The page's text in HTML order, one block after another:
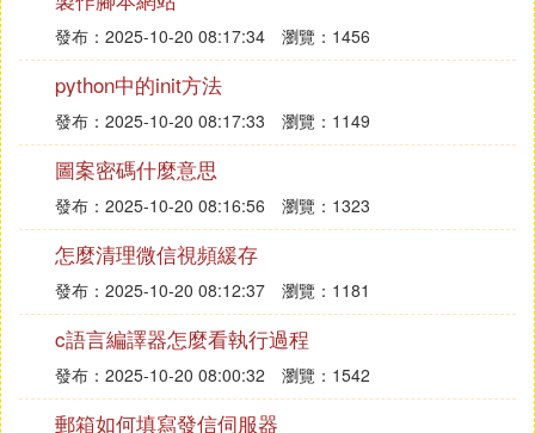
程方向，網路工程方向；不同的院校專業命名不一
樣，但內容幾乎一樣，不過計算機系肯定會涉及編程
的。只要喜歡，不在乎什麼專業，興趣最重要，加油
問題七：電腦編程是什麼？具體什麼作用？ 編程就
是讓計算機為解決某個問題而使用某種程序設計語言
編寫程序代碼，並最終得到結果的過程。為了使計算
機能夠理解人的意圖，亂叢人類就必須要將需解決的
問題的思路、方法、和手段通過計算機能夠理解的形
式告訴計算機，使得計算機能夠根據人的指液簡令一
步一步去工作，完成某種特定的任務。這種人和計算
機之間交流的過程就是編程。 追問： 具體什麼作用
呢？ 回答： 學習編程對大多數IT業人員來說都是非
常有用的。 學編程，做一名編程人員，從個人角度
發布：2025-10-20 08:17:34 瀏覽：1456
python中的init方法
發布：2025-10-20 08:17:33 瀏覽：1149
圖案密碼什麼意思
發布：2025-10-20 08:16:56 瀏覽：1323
怎麼清理微信視頻緩存
發布：2025-10-20 08:12:37 瀏覽：1181
c語言編譯器怎麼看執行過程
發布：2025-10-20 08:00:32 瀏覽：1542
郵箱如何填寫發信伺服器